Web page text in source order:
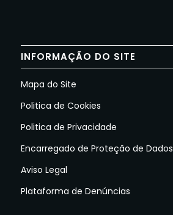
INFORMAÇÃO DO SITE
Mapa do Site
Politica de Cookies
Politica de Privacidade
Encarregado de Proteção de Dados
Aviso Legal
Plataforma de Denúncias